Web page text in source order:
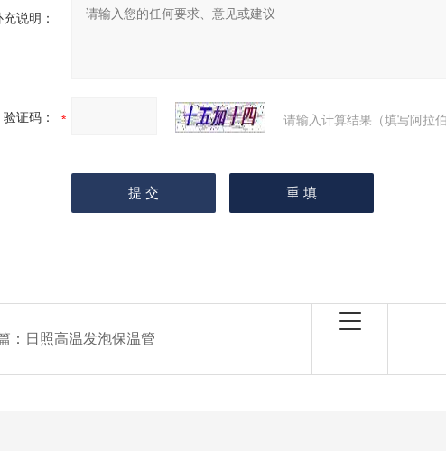
充说明：
验证码： 请输入计算结果（填写阿拉
： 日照高温发泡保温管